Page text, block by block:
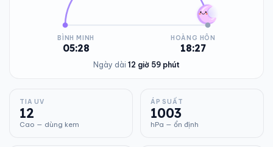
BÌNH MINH
05:28
HOÀNG HÔN
18:27
Ngày dài 12 giờ 59 phút
TIA UV
12
Cao — dùng kem
ÁP SUẤT
1003
hPa — ổn định